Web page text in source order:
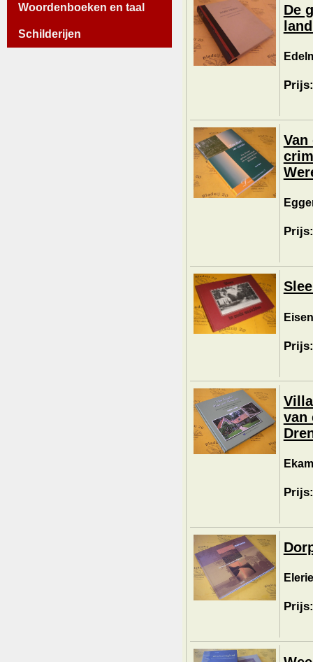
Woordenboeken en taal
Schilderijen
De
van